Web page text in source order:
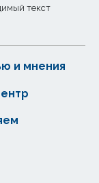
текст
и мнения